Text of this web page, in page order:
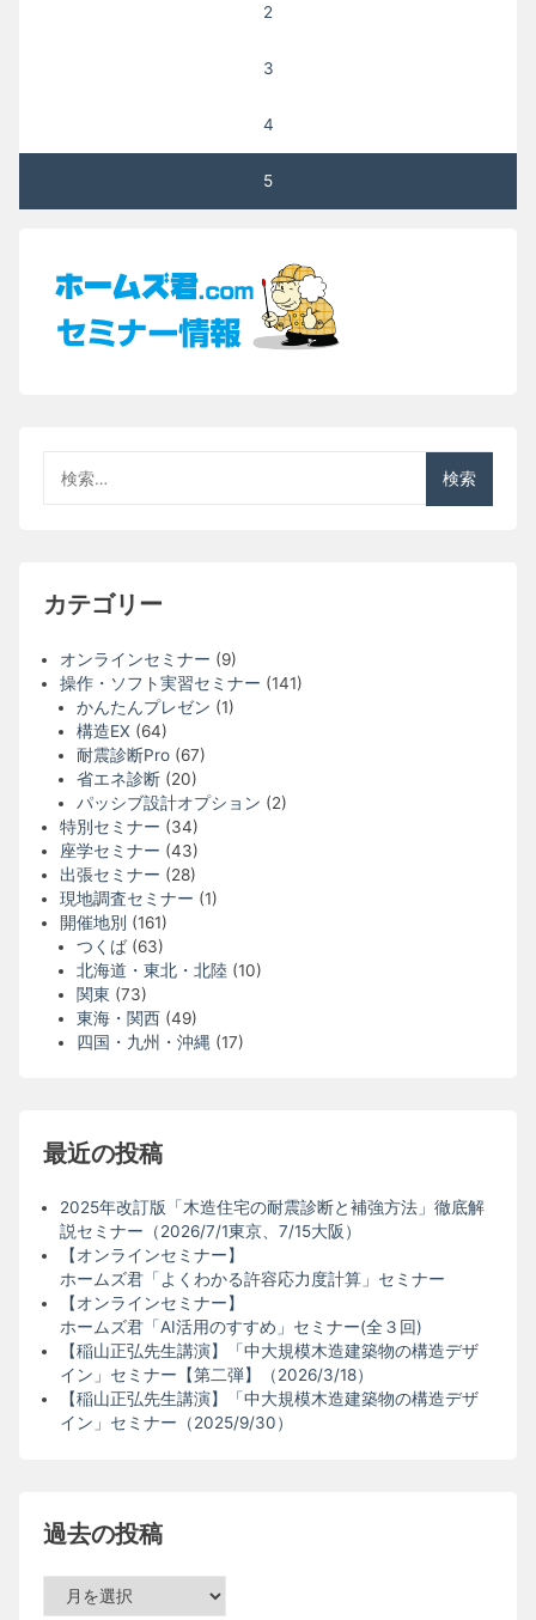
シ
2
3
4
5
索:
カテゴリー
オンラインセミナー (9)
操作・ソフト実習セミナー (141)
かんたんプレゼン (1)
構造EX (64)
耐震診断Pro(67)
省エネ診断(20)
パッシブ設計オプション (2)
特別セミナー (34)
座学セミナー (43)
出張セミナー (28)
現地調査セミナー (1)
開催地別 (161)
つくば(63)
北海道・東北・北陸(10)
関東 (73)
東海・関西(49)
四国・九州・沖縄 (17)
最近の投稿
2025年改訂版「木造住宅の耐震診断と補強方法」徹底解
説セミナー（2026/7/1東京、7/15大阪）
【オンラインセミナー】
ホームズ君「よくわかる許容応力度計算」セミナー
【オンラインセミナー】
ホームズ君「AI活用のすすめ」セミナー(全３回)
【稲山正弘先生講演】「中大規模木造建築物の構造デザ
イン」セミナー【第二弾】（2026/3/18）
【稲山正弘先生講演】「中大規模木造建築物の構造デザ
イン」セミナー（2025/9/30）
過去の投稿